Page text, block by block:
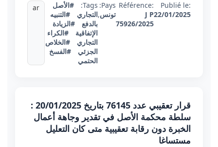
Publié le:
22/01/2025
Référence:
J P
75926/2025
Pays:
تونس,
Tags:
#الأصل
التجاري
#التنبيه
بالدفع
#الزيادة
الإتفاقية
#الكراء
التجاري
#الخلاص
الجزئي
#الفسخ
الحتمي
ar
قرار تعقيبي عدد 76145 بتاريخ 20/01/2025 :
سلطة محكمة الأصل في تقدير وجاهة أعمال
الخبرة دون رقابة تعقيبية متى كان التعليل
مستساغا